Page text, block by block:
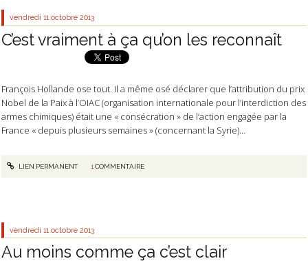
vendredi 11 octobre 2013
C’est vraiment à ça qu’on les reconnaît
François Hollande ose tout. Il a même osé déclarer que l’attribution du prix
Nobel de la Paix à l’OIAC (organisation internationale pour l’interdiction des
armes chimiques) était une « consécration » de l’action engagée par la
France « depuis plusieurs semaines » (concernant la Syrie)…
LIEN PERMANENT 1 COMMENTAIRE
vendredi 11 octobre 2013
Au moins comme ça c’est clair